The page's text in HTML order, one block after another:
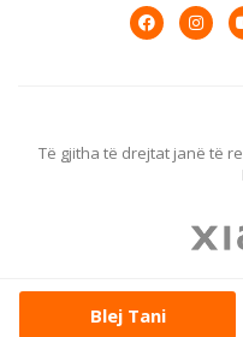
Blej Tani
Të gjitha të drejtat janë të